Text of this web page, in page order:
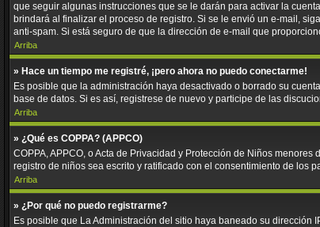
que seguir algunas instrucciones que se le darán para activar la
brindará al finalizar el proceso de registro. Si se le envió un e-mail,
anti-spam. Si está seguro de que la dirección de e-mail que
Arriba
» Hace un tiempo me registré, ¡pero ahora no puedo conectarme!
Es posible que la administración haya desactivado o borrado su
base de datos. Si es así, registrese de nuevo y participe de las
Arriba
» ¿Qué es COPPA? (APPCO)
COPPA, APPCO, o Acta de Privacidad y Protección de Niños
registro de niños sea escrito y ratificado con el consentimiento de los
Arriba
» ¿Por qué no puedo registrarme?
Es posible que La Administración del sitio haya baneado su